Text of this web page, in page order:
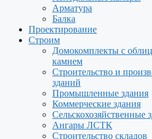
Арматура
Балка
Проектирование
Строим
Домокомплекты с
камнем
Строительство и
зданий
Промышленные здания
Коммерческие здания
Сельскохозяйственные
Ангары ЛСТК
Строительство складов